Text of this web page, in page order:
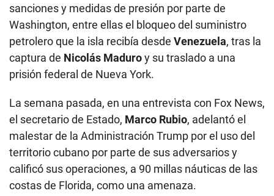
sanciones y medidas de presión por parte de
Washington, entre ellas el bloqueo del suministro
petrolero que la isla recibía desde Venezuela, tras la
captura de Nicolás Maduroy su traslado a una
prisión federal de Nueva York.
La semana pasada, en una entrevista con Fox News,
el secretario de Estado, Marco Rubio, adelantó el
malestar de la Administración Trump por el uso del
territorio cubano por parte de sus adversarios y
calificó sus operaciones, a 90 millas náuticas de las
costas de Florida, como una amenaza.